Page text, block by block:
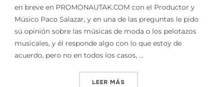
en breve en PROMONAUTAK.COM con el Productor y
Músico Paco Salazar, y en una de las preguntas le pido
sú opinión sobre las músicas de moda o los pelotazos
musicales, y él responde algo con lo que estoy de
acuerdo, pero no en todos los casos, …
LEER MÁS